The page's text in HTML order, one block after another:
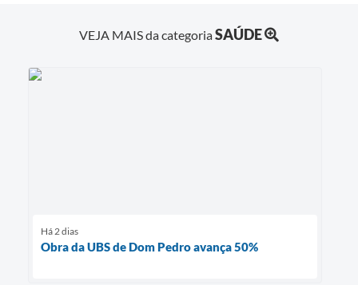
VEJA MAIS da categoriaSAÚDE
Há 2 dias
Obra da UBS de Dom Pedro avança 50%